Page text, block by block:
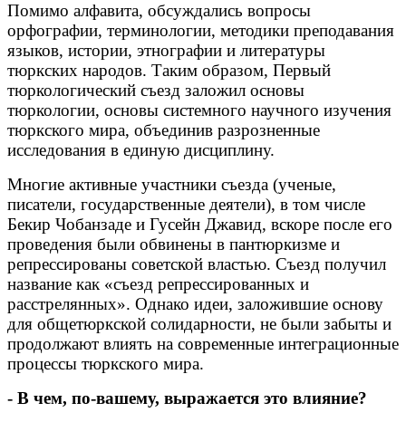
Помимо алфавита, обсуждались вопросы
орфографии, терминологии, методики преподавания
языков, истории, этнографии и литературы
тюркских народов. Таким образом, Первый
тюркологический съезд заложил основы
тюркологии, основы системного научного изучения
тюркского мира, объединив разрозненные
исследования в единую дисциплину.
Многие активные участники съезда (ученые,
писатели, государственные деятели), в том числе
Бекир Чобанзаде и Гусейн Джавид, вскоре после его
проведения были обвинены в пантюркизме и
репрессированы советской властью. Съезд получил
название как «съезд репрессированных и
расстрелянных». Однако идеи, заложившие основу
для общетюркской солидарности, не были забыты и
продолжают влиять на современные интеграционные
процессы тюркского мира.
- В чем, по-вашему, выражается это влияние?